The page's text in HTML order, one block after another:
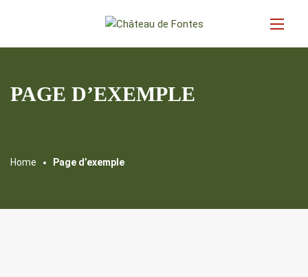
PAGE D’EXEMPLE
Home Page d’exemple